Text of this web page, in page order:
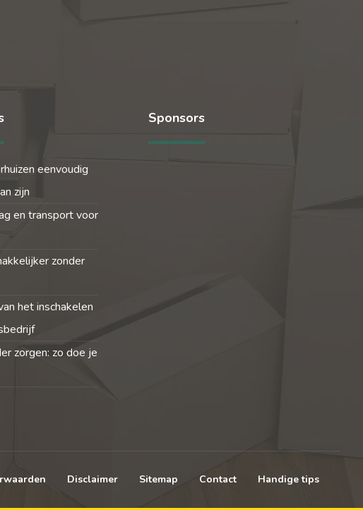
eenvoudig
zijn
en transport voor
zonder
het inschakelen
zorgen: zo doe je
Sponsors
Disclaimer Sitemap Contact Handige tips